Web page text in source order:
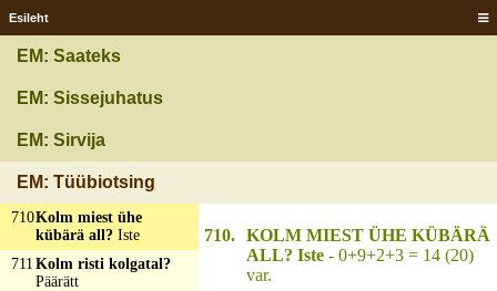
Esileht
EM: Saateks
EM: Sissejuhatus
EM: Sirvija
EM: Tüübiotsing
ja teeb kära, iial ei saa
jakatud? Äki
vedavad ühte
pimedad ja pime
külvab valge põllu
pääle?Kirjutamine
710Kolm miest ühe
kübärä all? Iste
711 Kolm risti kolgatal?
Päärätt
710. KOLM MIEST ÜHE KÜBÄRÄ
ALL? Iste - 0+9+2+3 = 14 (20)
var.